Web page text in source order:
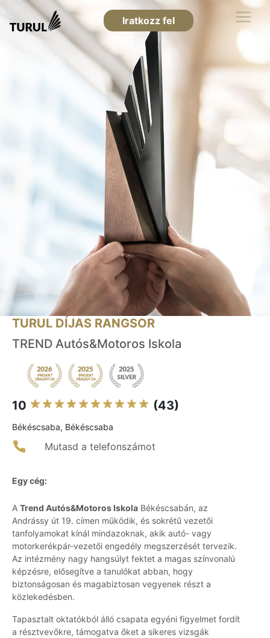
Iratkozz fel
TURUL DÍJAS RANGSOR
TREND Autós&Motoros Iskola
10 (43)
Békéscsaba, Békéscsaba
Mutasd a telefonszámot
Egy cég:
A Trend Autós&Motoros Iskola Békéscsabán, az
Andrássy út 19. címen működik, és sokrétű vezetői
tanfolyamokat kínál mindazoknak, akik autó- vagy
motorkerékpár-vezetői engedély megszerzését tervezik.
Az intézmény nagy hangsúlyt fektet a magas színvonalú
képzésre, elősegítve a tanulókat abban, hogy
biztonságosan és magabiztosan vegyenek részt a
közlekedésben.
Tapasztalt oktatókból álló csapata egyéni figyelmet fordít
a résztvevőkre, támogatva őket a sikeres vizsgák